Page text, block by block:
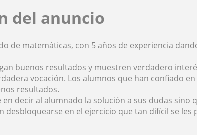
del anuncio
de matemáticas, con 5 años de experiencia
buenos resultados y muestren verdadero
vocación. Los alumnos que han confiado
resultados.
decir al alumnado la solución a sus dudas sino
desbloquearse en el ejercicio que tan difícil se les